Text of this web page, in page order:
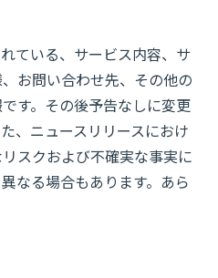
ている、サービス内容、サ
お問い合わせ先、その他の
す。その後予告なしに変更
、ニュースリリースにおけ
スクおよび不確実な事実に
なる場合もあります。あら